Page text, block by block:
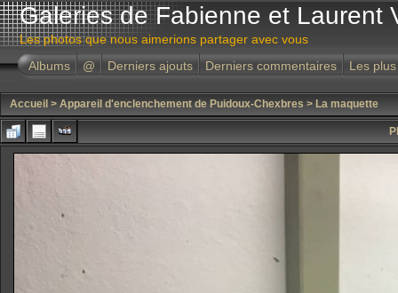
Galeries de Fabienne et Laurent
Les photos que nous aimerions partager avec vous
Albums
@ Derniers ajouts Derniers commentaires Les
Accueil > Appareil d'enclenchement de Puidoux-Chexbres > La maquette